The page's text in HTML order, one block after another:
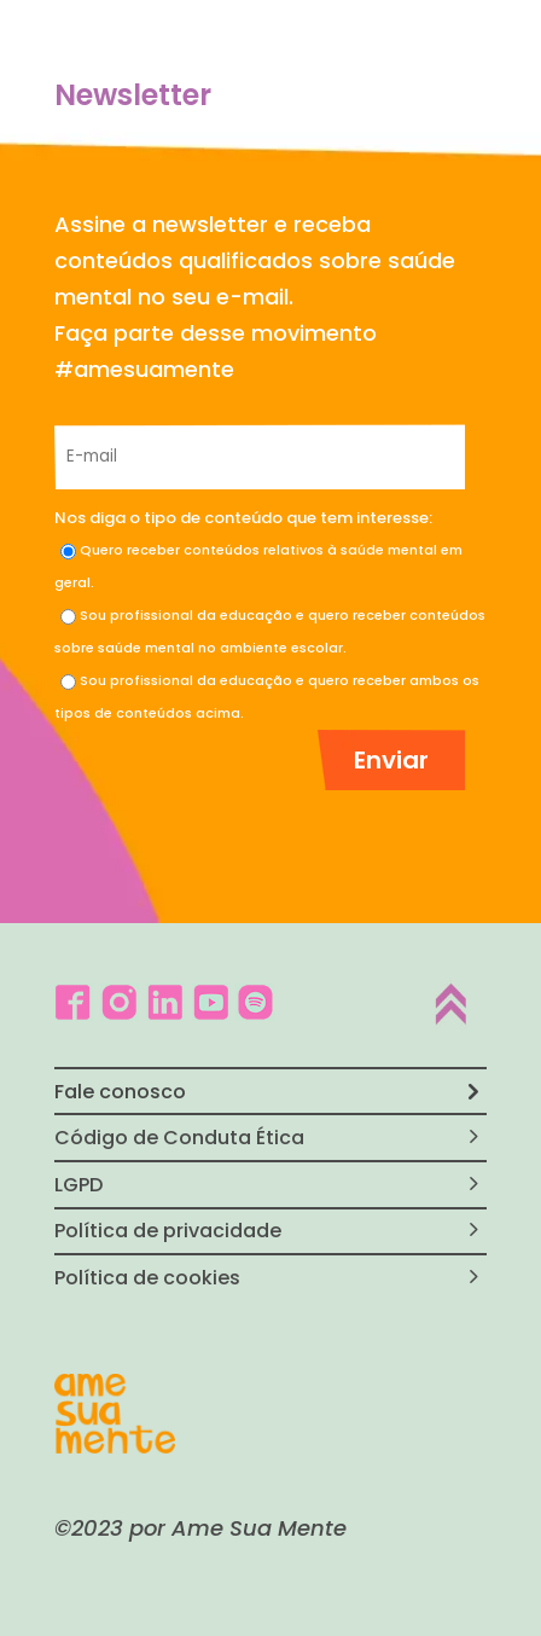
Newsletter
Assine a newsletter e receba
conteúdos qualificados sobre saúde
mental no seu e-mail.
Faça parte desse movimento
#amesuamente
Nos diga o tipo de conteúdo que tem interesse:
Quero receber conteúdos relativos à saúde mental em
geral.
Sou profissional da educação e quero receber conteúdos
sobre saúde mental no ambiente escolar.
Sou profissional da educação e quero receber ambos os
tipos de conteúdos acima.
Fale conosco
Código de Conduta Ética
LGPD
Política de privacidade
Política de cookies
©2023 por Ame Sua Mente